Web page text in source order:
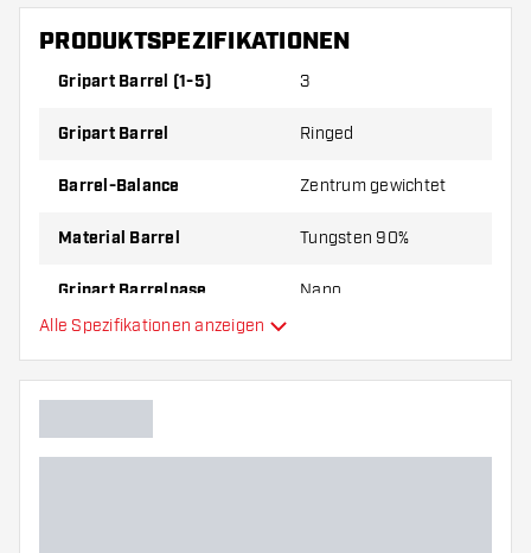
PRODUKTSPEZIFIKATIONEN
Gripart Barrel (1-5) 3
Gripart Barrel Ringed
Barrel-Balance Zentrum gewichtet
Material Barrel Tungsten 90%
Gripart Barrelnase Nano
Barrelfarbe
Alle Spezifikationen anzeigen